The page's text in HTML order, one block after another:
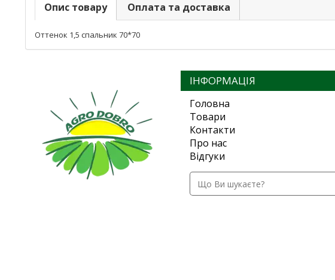
Опис товару Оплата та доставка
Оттенок 1,5 спальник 70*70
ІНФОРМАЦІЯ
Головна
Товари
Контакти
Про нас
Відгуки